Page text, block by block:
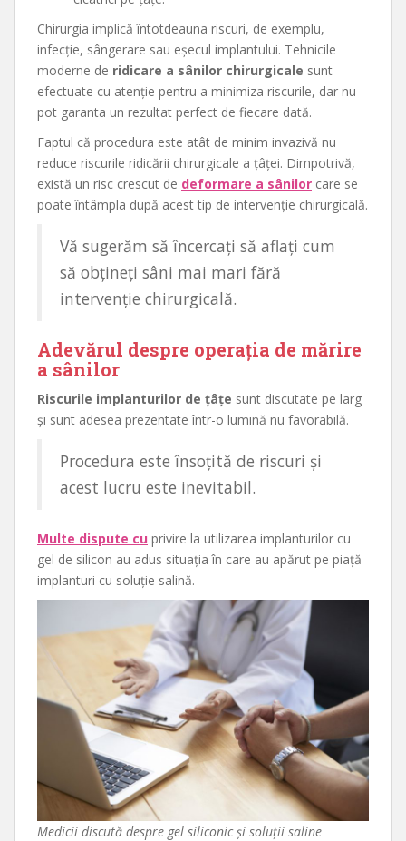
Chirurgia implică întotdeauna riscuri, de exemplu,
infecție, sângerare sau eșecul implantului. Tehnicile
moderne de ridicare a sânilor chirurgicale sunt
efectuate cu atenție pentru a minimiza riscurile, dar nu
pot garanta un rezultat perfect de fiecare dată.
Faptul că procedura este atât de minim invazivă nu
reduce riscurile ridicării chirurgicale a țâței. Dimpotrivă,
există un risc crescut de deformare a sânilor care se
poate întâmpla după acest tip de intervenție chirurgicală.
Vă sugerăm să încercați să aflați cum
să obțineți sâni mai mari fără
intervenție chirurgicală.
Adevărul despre operația de mărire
a sânilor
Riscurile implanturilor de țâțe sunt discutate pe larg
și sunt adesea prezentate într-o lumină nu favorabilă.
Procedura este însoțită de riscuri și
acest lucru este inevitabil.
Multe dispute cu privire la utilizarea implanturilor cu
gel de silicon au adus situația în care au apărut pe piață
implanturi cu soluție salină.
Medicii discută despre gel siliconic și soluții saline